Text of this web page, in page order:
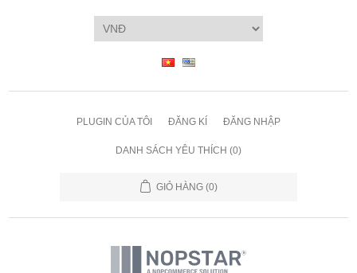
PLUGIN CỦA TÔI ĐĂNG KÍ ĐĂNG NHẬP
DANH SÁCH YÊU THÍCH (0)
GIỎ HÀNG (0)